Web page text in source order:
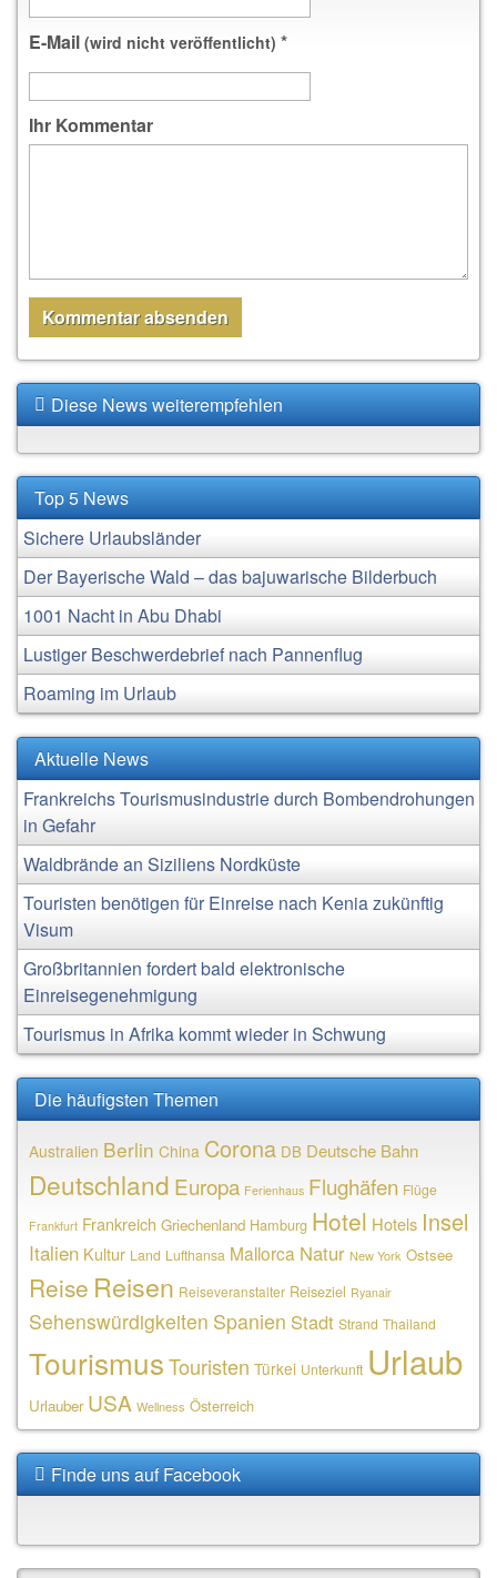
E-Mail (wird nicht veröffentlicht) *
Ihr Kommentar
Diese News weiterempfehlen
Top 5 News
Sichere Urlaubsländer
Der Bayerische Wald – das bajuwarische Bilderbuch
1001 Nacht in Abu Dhabi
Lustiger Beschwerdebrief nach Pannenflug
Roaming im Urlaub
Aktuelle News
Frankreichs Tourismusindustrie durch Bombendrohungen
in Gefahr
Waldbrände an Siziliens Nordküste
Touristen benötigen für Einreise nach Kenia zukünftig
Visum
Großbritannien fordert bald elektronische
Einreisegenehmigung
Tourismus in Afrika kommt wieder in Schwung
Die häufigsten Themen
Australien Berlin China Corona DB Deutsche Bahn
Deutschland Europa Ferienhaus Flughäfen Flüge
Frankfurt Frankreich Griechenland Hamburg Hotel Hotels Insel
Italien Kultur Land Lufthansa Mallorca Natur New York Ostsee
Reise Reisen Reiseveranstalter Reiseziel Ryanair
Sehenswürdigkeiten Spanien Stadt Strand Thailand
TourismusTouristen Türkei Unterkunft Urlaub
Urlauber USA Wellness Österreich
Finde uns auf Facebook